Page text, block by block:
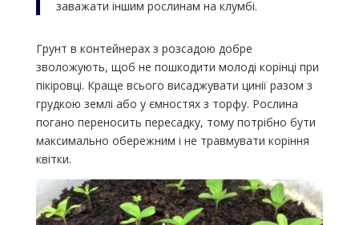
заважати іншим рослинам на клумбі.
Грунт в контейнерах з розсадою добре
зволожують, щоб не пошкодити молоді корінці при
пікіровці. Краще всього висаджувати цинії разом з
грудкою землі або у ємностях з торфу. Рослина
погано переносить пересадку, тому потрібно бути
максимально обережним і не травмувати коріння
квітки.